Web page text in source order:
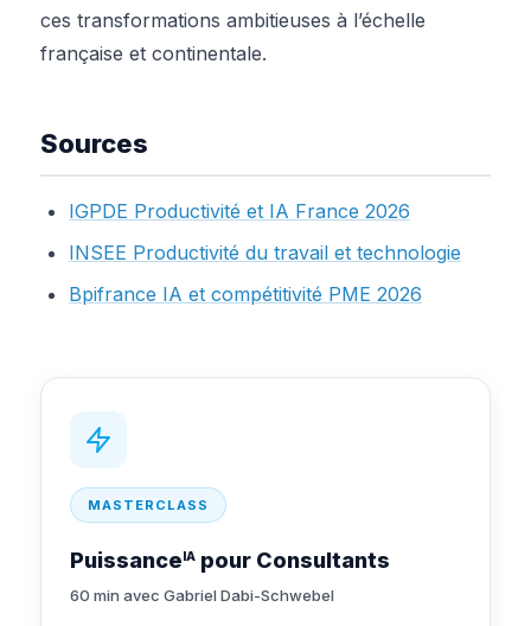
ces transformations ambitieuses à l’échelle
française et continentale.
Sources
IGPDE Productivité et IA France 2026
INSEE Productivité du travail et technologie
Bpifrance IA et compétitivité PME 2026
MASTERCLASS
Puissance IA pour Consultants
60 min avec Gabriel Dabi-Schwebel